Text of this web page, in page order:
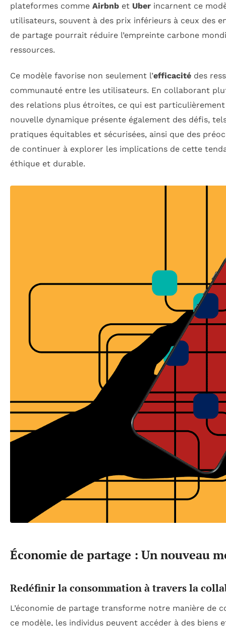
plateformes comme Airbnb et Uber incarnent ce
utilisateurs, souvent à des prix inférieurs à ceux des
de partage pourrait réduire l’empreinte carbone
ressources.
Ce modèle favorise non seulement l’efficacité des
communauté entre les utilisateurs. En collaborant
des relations plus étroites, ce qui est
nouvelle dynamique présente également des défis,
pratiques équitables et sécurisées, ainsi que des
de continuer à explorer les implications de cette
éthique et durable.
Économie de partage : Un nouveau
Redéfinir la consommation à travers la
L’économie de partage transforme notre manière de
ce modèle, les individus peuvent accéder à des biens